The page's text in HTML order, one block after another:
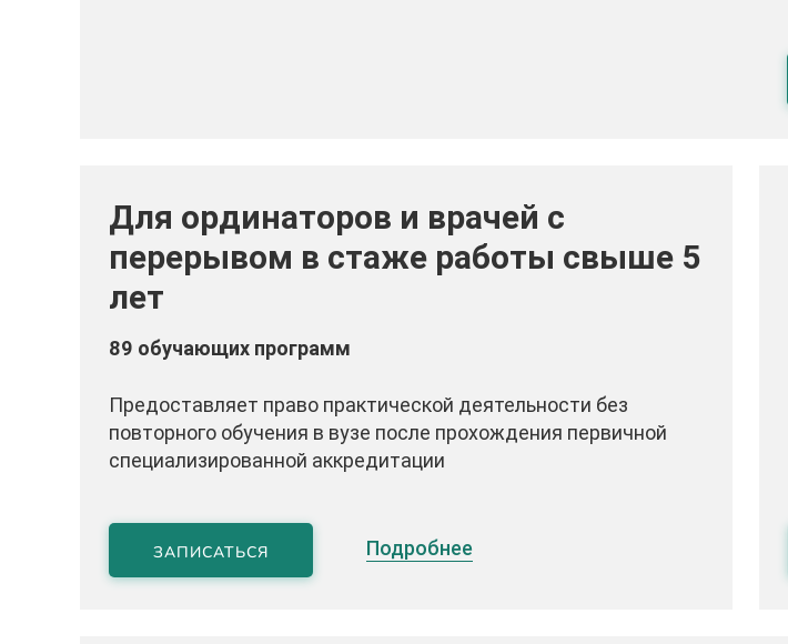
Для ординаторов и врачей с
перерывом в стаже работы свыше 5
лет
89 обучающих программ
Предоставляет право практической деятельности без
повторного обучения в вузе после прохождения первичной
специализированной аккредитации
ЗАПИСАТЬСЯ Подробнее